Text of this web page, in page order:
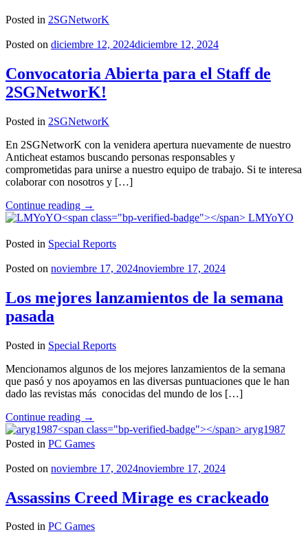
GhostTown"
Posted in 2SGNetworK
Posted on diciembre 12, 2024diciembre 12, 2024
Convocatoria Abierta para el Staff de
2SGNetworK!
Posted in 2SGNetworK
En 2SGNetworK con la venidera apertura nuevamente de nuestro
Anticheat estamos buscando personas responsables y
comprometidas para unirse a nuestro equipo de trabajo. Si te interesa
colaborar con nosotros y […]
Continue reading "Convocatoria
Abierta
el
de
→
LMYoYO
Posted in Special Reports
Posted on noviembre 17, 2024noviembre 17, 2024
Los mejores lanzamientos de la semana
pasada
Posted in Special Reports
Mencionamos algunos de los mejores lanzamientos de la semana
que pasó y nos apoyamos en las diversas puntuaciones que le han
dado las revistas más conocidas del mundo de los […]
Continue reading "Los
mejores
lanzamientos
la
pasada"
→
aryg1987
Posted in PC Games
Posted on noviembre 17, 2024noviembre 17, 2024
Assassins Creed Mirage es crackeado
Posted in PC Games